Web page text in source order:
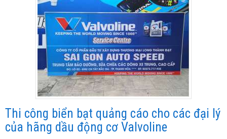
Thi công biển bạt quảng cáo cho các đại lý
của hãng dầu động cơ Valvoline